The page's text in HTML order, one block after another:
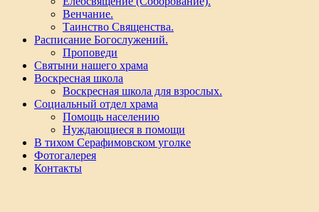
Венчание.
Таинство Священства.
Расписание Богослужений.
Проповеди
Святыни нашего храма
Воскресная школа
Воскресная школа для взрослых.
Социальный отдел храма
Помощь населению
Нуждающиеся в помощи
В тихом Серафимовском уголке
Фотогалерея
Контакты